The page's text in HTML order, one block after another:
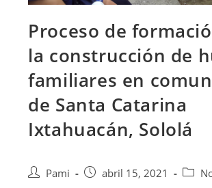
Proceso de
la construcción de
familiares en
de Santa Catarina
Ixtahuacán, Sololá
Pami abril 15, 2021